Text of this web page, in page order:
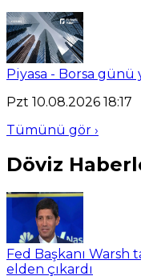
Piyasa - Borsa günü
Pzt 10.08.2026 18:17
Tümünü gör ›
Döviz
Fed Başkanı
elden çıkardı